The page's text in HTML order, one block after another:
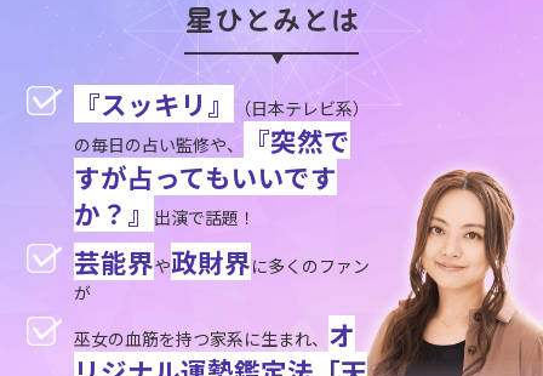
星ひとみとは
『スッキリ』 （日本テレビ系）
の毎日の占い監修や、
『突然で
すが占ってもいいです
か？』
出演で話題！
芸能界や政財界に多くのファン
が
巫女の血筋を持つ家系に生まれ、 オ